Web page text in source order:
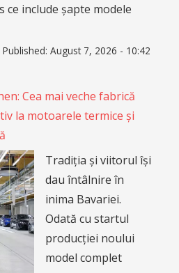
ce include șapte modele
Published: August 7, 2026 - 10:42
Cea mai veche fabrică
la motoarele termice și
Tradiția și viitorul își
dau întâlnire în
inima Bavariei.
Odată cu startul
producției noului
model complet